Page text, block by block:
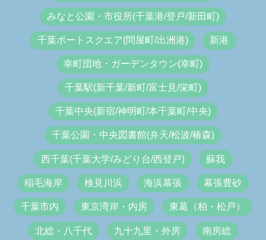
みなと公園・市役所(千葉港/登戸/新田町)
千葉ポートスクエア(問屋町/出洲港) 新港
幸町団地・ガーデンタウン(幸町)
千葉駅(新千葉/新町/富士見/栄町)
千葉中央(新宿/神明町/本千葉町/中央)
千葉公園・中央図書館(弁天/松波/椿森)
西千葉(千葉大学/みどり台/西登戸) 蘇我
稲毛海岸 検見川浜 海浜幕張 幕張豊砂
千葉市内 東京湾岸・内房 東葛（柏・松戸）
北総・八千代 九十九里・外房 南房総